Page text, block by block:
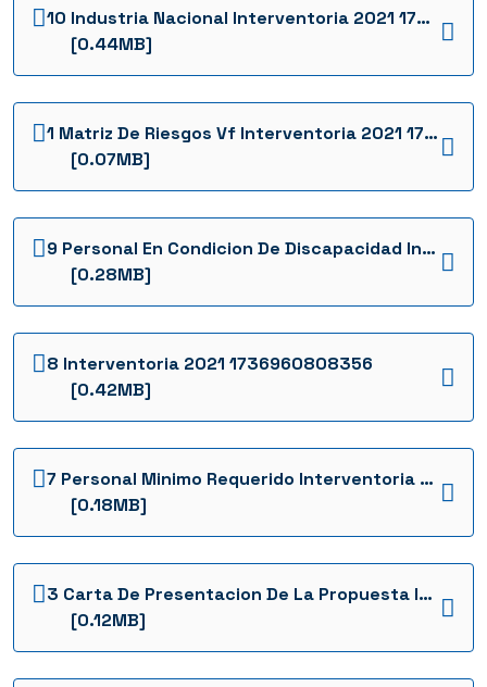
10 Industria Nacional Interventoria 2021 1736960825403
[0.44MB]
1 Matriz De Riesgos Vf Interventoria 2021 1736960775258
[0.07MB]
9 Personal En Condicion De Discapacidad Interventoria 2021 1736960821270
[0.28MB]
8 Interventoria 2021 1736960808356
[0.42MB]
7 Personal Minimo Requerido Interventoria 2021 1736960800560
[0.18MB]
3 Carta De Presentacion De La Propuesta Interventoria 2021 1736960784168
[0.12MB]